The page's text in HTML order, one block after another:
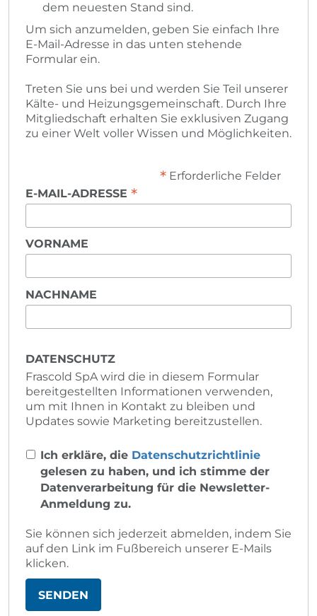
dem neuesten Stand sind.
Um sich anzumelden, geben Sie einfach Ihre
E-Mail-Adresse in das unten stehende
Formular ein.
Treten Sie uns bei und werden Sie Teil unserer
Kälte- und Heizungsgemeinschaft. Durch Ihre
Mitgliedschaft erhalten Sie exklusiven Zugang
zu einer Welt voller Wissen und Möglichkeiten.
*Erforderliche Felder
E-MAIL-ADRESSE *
VORNAME
NACHNAME
DATENSCHUTZ
Frascold SpA wird die in diesem Formular
bereitgestellten Informationen verwenden,
um mit Ihnen in Kontakt zu bleiben und
Updates sowie Marketing bereitzustellen.
Ich erkläre, die Datenschutzrichtlinie
gelesen zu haben, und ich stimme der
Datenverarbeitung für die Newsletter-
Anmeldung zu.
Sie können sich jederzeit abmelden, indem Sie
auf den Link im Fußbereich unserer E-Mails
klicken.